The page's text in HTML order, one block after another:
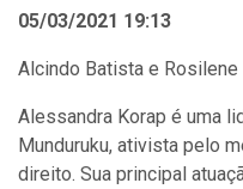
05/03/2021 19:13
Alcindo Batista e Rosilene
Alessandra Korap é uma
Munduruku, ativista pelo
direito. Sua principal